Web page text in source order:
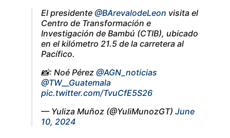
El presidente @BArevalodeLeon visita el
Centro de Transformación e
Investigación de Bambú (CTIB), ubicado
en el kilómetro 21.5 de la carretera al
Pacífico.
📸: Noé Pérez @AGN_noticias
@TW__Guatemala
pic.twitter.com/TvuCfE5S26
— Yuliza Muñoz (@YuliMunozGT) June
10, 2024